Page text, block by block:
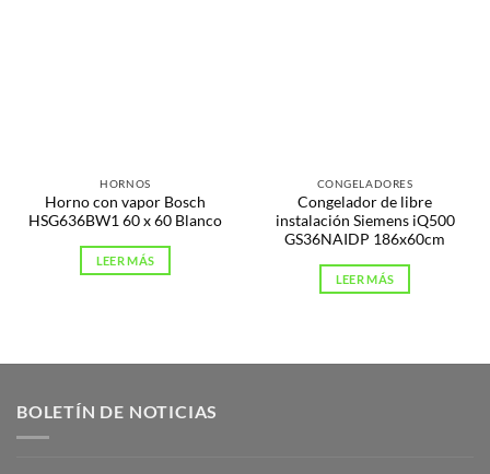
HORNOS
Horno con vapor Bosch
HSG636BW1 60 x 60 Blanco
LEER MÁS
CONGELADORES
Congelador de libre
instalación Siemens iQ500
GS36NAIDP 186x60cm
LEER MÁS
BOLETÍN DE NOTICIAS